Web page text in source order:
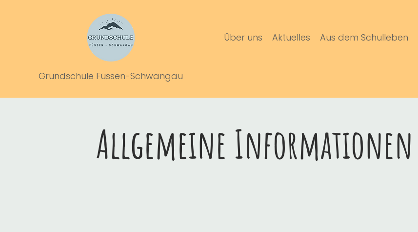
Grundschule Füssen-Schwangau
Über uns Aktuelles Aus dem Schulleben
Allgemeine Informationen